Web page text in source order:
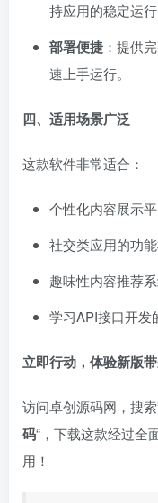
持应用的稳定运行
部署便捷 ：提供
速上手运行。
四、适用场景广泛
这款软件非常适合：
个性化内容展示
社交类应用的功
趣味性内容推荐
学习API接口开发
立即行动，体验新版
访问卓创源码网，搜索
码“，下载这款经过全
用！